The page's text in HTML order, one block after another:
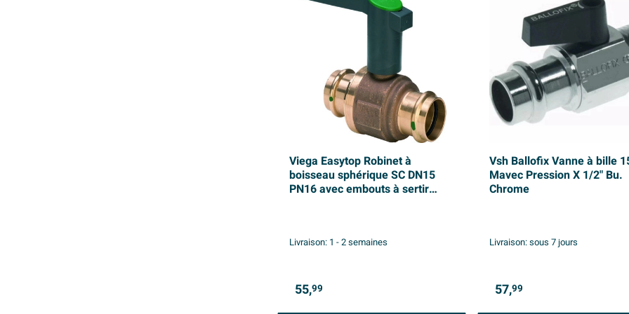
Viega Easytop Robinet à
boisseau sphérique SC DN15
PN16 avec embouts à sertir
Livraison: 1 - 2 semaines
55,99
Vsh Ballofix Vanne à bille
Mavec Pression X 1/2" Bu.
Chrome
Livraison:sous 7 jours
57,99